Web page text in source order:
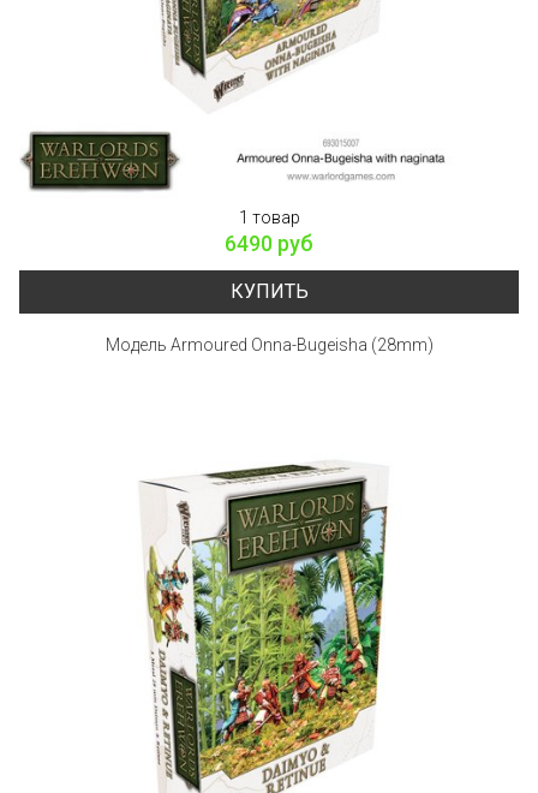
1 товар
6490 руб
КУПИТЬ
Модель Armoured Onna-Bugeisha (28mm)